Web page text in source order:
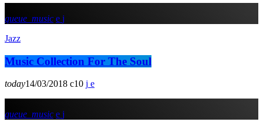
queue_music
Jazz
Music Collection For The Soul
today14/03/2018 10
queue_music